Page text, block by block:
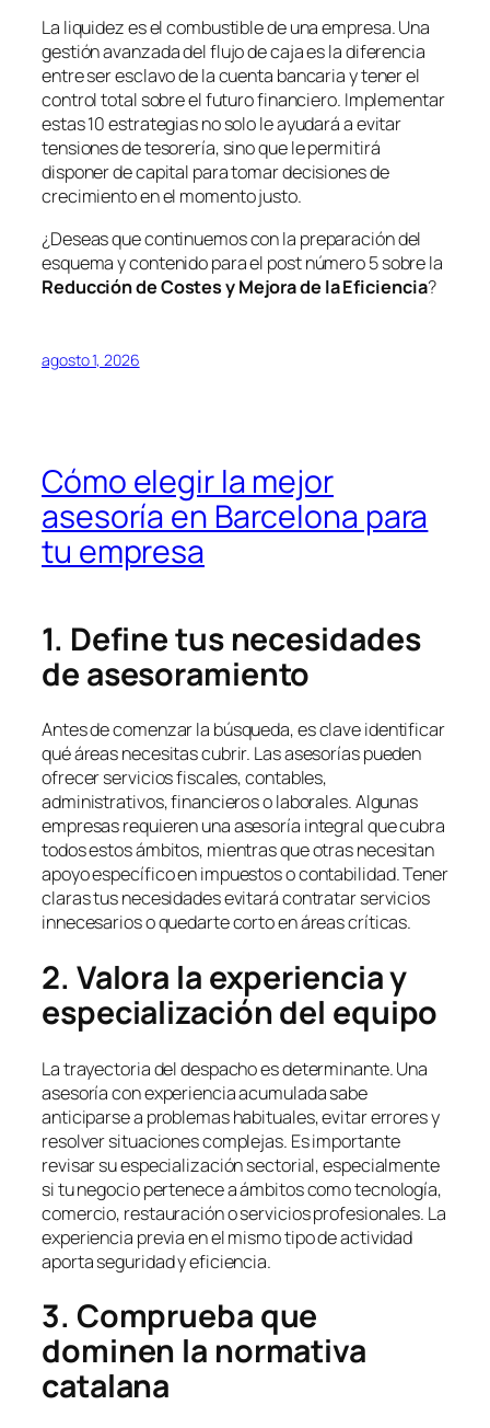
La liquidez es el combustible de una empresa. Una
gestión avanzada del flujo de caja es la diferencia
entre ser esclavo de la cuenta bancaria y tener el
control total sobre el futuro financiero. Implementar
estas 10 estrategias no solo le ayudará a evitar
tensiones de tesorería, sino que le permitirá
disponer de capital para tomar decisiones de
crecimiento en el momento justo.
¿Deseas que continuemos con la preparación del
esquema y contenido para el post número 5 sobre la
Reducción de Costes y Mejora de la Eficiencia?
agosto 1, 2026
Cómo elegir la mejor
asesoría en Barcelona para
tu empresa
1. Define tus necesidades
de asesoramiento
Antes de comenzar la búsqueda, es clave identificar
qué áreas necesitas cubrir. Las asesorías pueden
ofrecer servicios fiscales, contables,
administrativos, financieros o laborales. Algunas
empresas requieren una asesoría integral que cubra
todos estos ámbitos, mientras que otras necesitan
apoyo específico en impuestos o contabilidad. Tener
claras tus necesidades evitará contratar servicios
innecesarios o quedarte corto en áreas críticas.
2. Valora la experiencia y
especialización del equipo
La trayectoria del despacho es determinante. Una
asesoría con experiencia acumulada sabe
anticiparse a problemas habituales, evitar errores y
resolver situaciones complejas. Es importante
revisar su especialización sectorial, especialmente
si tu negocio pertenece a ámbitos como tecnología,
comercio, restauración o servicios profesionales. La
experiencia previa en el mismo tipo de actividad
aporta seguridad y eficiencia.
3. Comprueba que
dominen la normativa
catalana